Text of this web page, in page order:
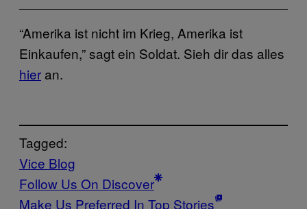
“Amerika ist nicht im Krieg, Amerika ist
Einkaufen,” sagt ein Soldat. Sieh dir das alles
hier an.
Tagged:
Vice Blog
Follow Us On Discover
Make Us Preferred In Top Stories